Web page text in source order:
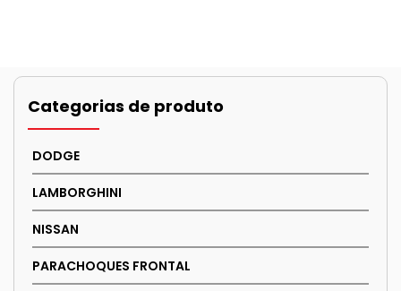
Categorias de produto
DODGE
LAMBORGHINI
NISSAN
PARACHOQUES FRONTAL